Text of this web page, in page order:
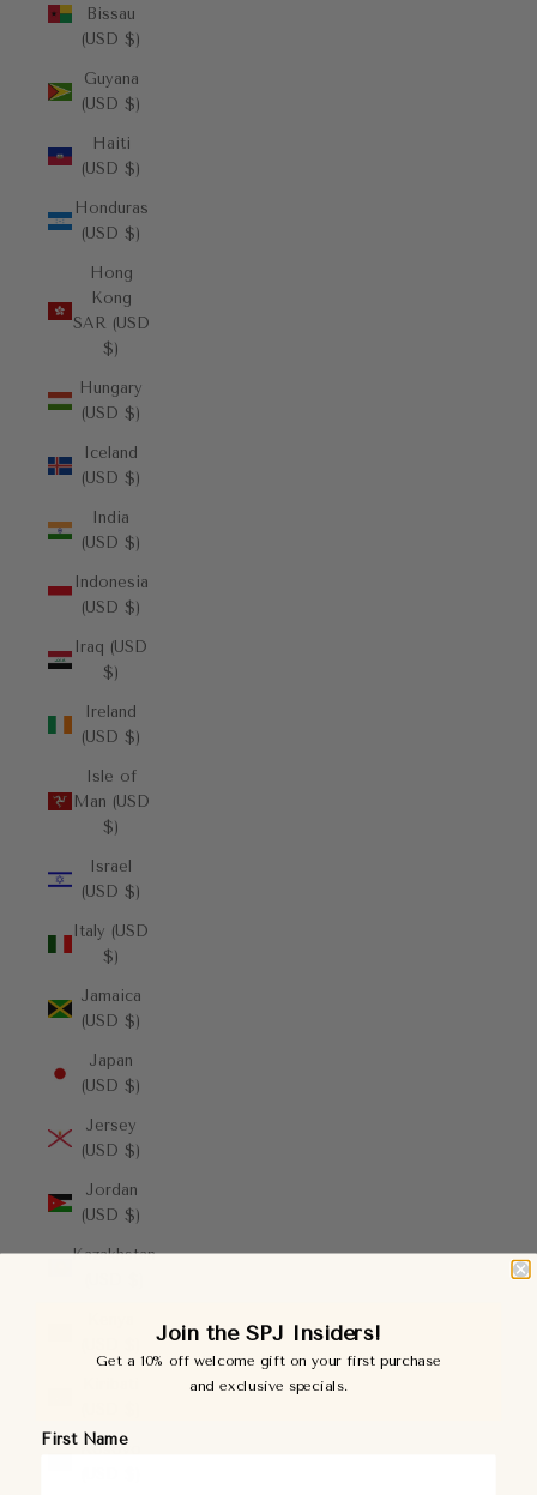
Bissau
(USD $)
Guyana
(USD $)
Haiti
(USD $)
Honduras
(USD $)
Hong
Kong
SAR (USD
$)
Hungary
(USD $)
Iceland
(USD $)
India
(USD $)
Indonesia
(USD $)
Iraq (USD
$)
Ireland
(USD $)
Isle of
Man (USD
$)
Israel
(USD $)
Italy (USD
$)
Jamaica
(USD $)
Japan
(USD $)
Jersey
(USD $)
Jordan
(USD $)
Kazakhstan
Kosovo
Join the SPJ Insiders!
Get a 10% off welcome gift on your first purchase
and exclusive specials.
First Name